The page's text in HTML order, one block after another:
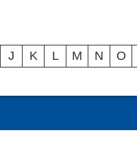
J K L M N O